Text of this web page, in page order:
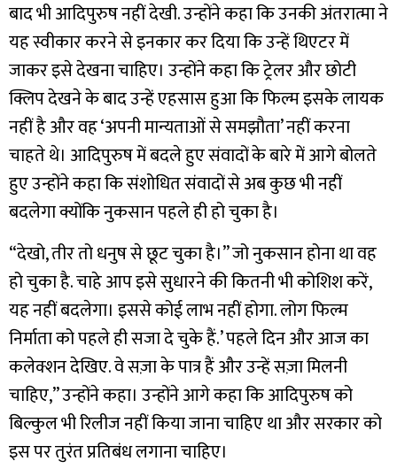
बाद भी आदिपुरुष नहीं देखी. उन्होंने कहा कि उनकी अंतरात्मा ने
यह स्वीकार करने से इनकार कर दिया कि उन्हें थिएटर में
जाकर इसे देखना चाहिए। उन्होंने कहा कि ट्रेलर और छोटी
क्लिप देखने के बाद उन्हें एहसास हुआ कि फिल्म इसके लायक
नहीं है और वह ‘अपनी मान्यताओं से समझौता’ नहीं करना
चाहते थे। आदिपुरुष में बदले हुए संवादों के बारे में आगे बोलते
हुए उन्होंने कहा कि संशोधित संवादों से अब कुछ भी नहीं
बदलेगा क्योंकि नुकसान पहले ही हो चुका है।
“देखो, तीर तो धनुष से छूट चुका है।” जो नुकसान होना था वह
हो चुका है. चाहे आप इसे सुधारने की कितनी भी कोशिश करें,
यह नहीं बदलेगा। इससे कोई लाभ नहीं होगा. लोग फिल्म
निर्माता को पहले ही सजा दे चुके हैं.’ पहले दिन और आज का
कलेक्शन देखिए. वे सज़ा के पात्र हैं और उन्हें सज़ा मिलनी
चाहिए,” उन्होंने कहा। उन्होंने आगे कहा कि आदिपुरुष को
बिल्कुल भी रिलीज नहीं किया जाना चाहिए था और सरकार को
इस पर तुरंत प्रतिबंध लगाना चाहिए।